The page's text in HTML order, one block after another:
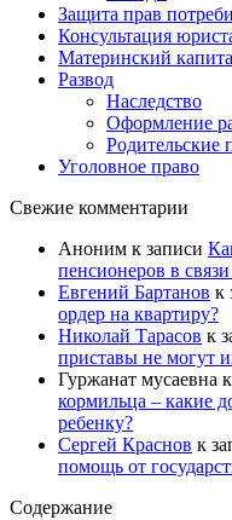
Защита прав
Консультация
Материнский
Развод
Наследство
Оформление
Родительские
Уголовное право
Свежие комментарии
Аноним к записи
пенсионеров в
Евгений Бартанов к
ордер на квартиру?
Николай Тарасов к
приставы не могут
Гуржанат мусаевна
кормильца – какие
ребенку?
Сергей Краснов к
помощь от
Содержание